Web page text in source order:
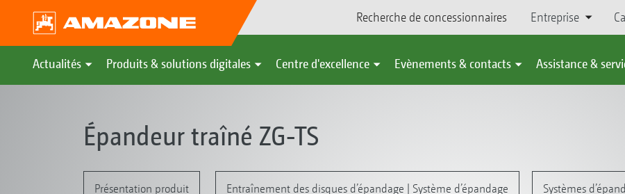
Recherche de concessionnaires Entreprise
Actualités Produits & solutions digitales Centre d'excellence Evènements & contacts Assistance &
Épandeur traîné ZG-TS
Présentation produit Entraînement des disques d’épandage | Système d’épandage Systèmes